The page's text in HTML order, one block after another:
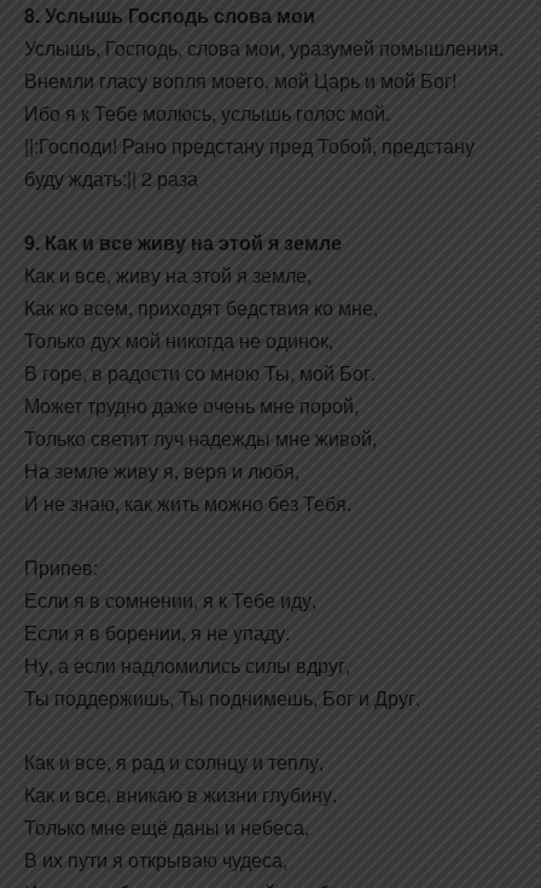
8. Услышь Господь слова мои
Услышь, Господь, слова мои, уразумей помышления.
Внемли гласу вопля моего, мой Царь и мой Бог!
Ибо я к Тебе молюсь, услышь голос мой.
||:Господи! Рано предстану пред Тобой, предстану
буду ждать:|| 2 раза
9. Как и все живу на этой я земле
Как и все, живу на этой я земле,
Как ко всем, приходят бедствия ко мне,
Только дух мой никогда не одинок,
В горе, в радости со мною Ты, мой Бог.
Может трудно даже очень мне порой,
Только светит луч надежды мне живой,
На земле живу я, веря и любя,
И не знаю, как жить можно без Тебя.
Припев:
Если я в сомнении, я к Тебе иду,
Если я в борении, я не упаду.
Ну, а если надломились силы вдруг,
Ты поддержишь, Ты поднимешь, Бог и Друг.
Как и все, я рад и солнцу и теплу,
Как и все, вникаю в жизни глубину.
Только мне ещё даны и небеса,
В их пути я открываю чудеса,